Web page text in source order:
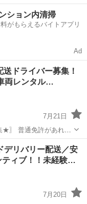
ある予備棚よりフォー
荷された商品をフォ
ション内清掃
がもらえるバイトアプリ
Ad
ドライバー募集！
両レンタル…
7月21日
★〗 普通免許があれば
ルート】を確保。主に
せん♪「直行直帰
デリバリー配送／安
ティブ！！未経験…
7月20日